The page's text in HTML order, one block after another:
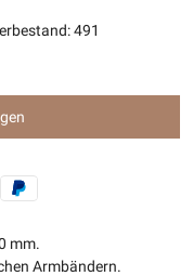
:491
mm.
Armbändern.